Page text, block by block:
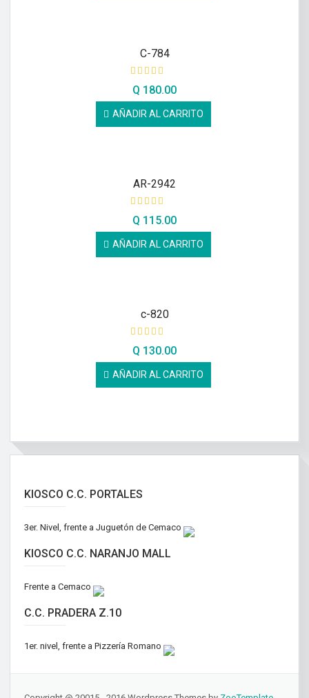
C-784
Q 180.00
AÑADIR AL CARRITO
AR-2942
Q 115.00
AÑADIR AL CARRITO
c-820
Q 130.00
AÑADIR AL CARRITO
KIOSCO C.C. PORTALES
3er. Nivel, frente a Juguetón de Cemaco
KIOSCO C.C. NARANJO MALL
Frente a Cemaco
C.C. PRADERA Z.10
1er. nivel, frente a Pizzería Romano